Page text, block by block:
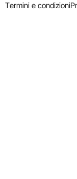
Termini e condizioni